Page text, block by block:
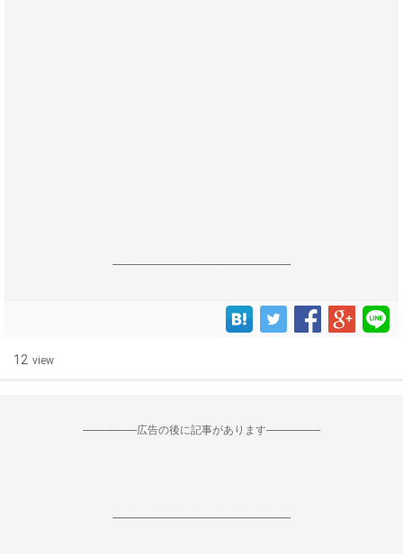
------------------------------------------------------------------
12 view
--------------------広告の後に記事があります--------------------
------------------------------------------------------------------